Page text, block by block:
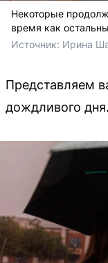
Некоторые
время как
Источник: Ирина
Представляем
дождливого дня.